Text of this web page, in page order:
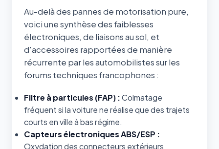
Au-delà des pannes de motorisation pure,
voici une synthèse des faiblesses
électroniques, de liaisons au sol, et
d'accessoires rapportées de manière
récurrente par les automobilistes sur les
forums techniques francophones :
Filtre à particules (FAP) :Colmatage
fréquent si la voiture ne réalise que des trajets
courts en ville à bas régime.
Capteurs électroniques ABS/ESP :
Oxydation des connecteurs extérieurs